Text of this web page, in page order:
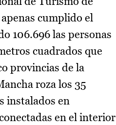
cumplido el
106.696 las personas
cuadrados que
provincias de la
roza los 35
instalados en
en el interior